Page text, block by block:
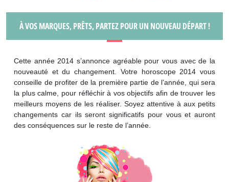
À VOS MARQUES, PRÊTS, PARTEZ POUR UN NOUVEAU DÉPART !
Cette année 2014 s’annonce agréable pour vous avec de la
nouveauté et du changement. Votre horoscope 2014 vous
conseille de profiter de la première partie de l’année, qui sera
la plus calme, pour réfléchir à vos objectifs afin de trouver les
meilleurs moyens de les réaliser. Soyez attentive à aux petits
changements car ils seront significatifs pour vous et auront
des conséquences sur le reste de l’année.